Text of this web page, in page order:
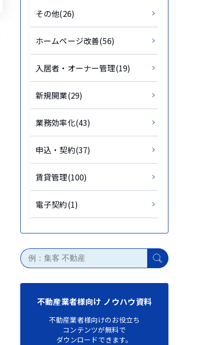
その他(26)
ホームページ改善(56)
入居者・オーナー管理(19)
新規開業(29)
業務効率化(43)
申込・契約(37)
賃貸管理(100)
電子契約(1)
不動産業者様向け ノウハウ資料
不動産業者様向けのお役立ち
コンテンツが無料で
ダウンロードできます。